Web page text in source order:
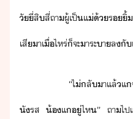
ั​ี่สิ​สี่​ถา​ผู้​เป็​แ่​้​ร
เสีา​เื่ไหร่​็​จะ​าระ​า​ล​ั
​“​ไ่​ลัา​แล้​แ
ั​รส​ ​้​แ​ู่​ไห​”​ ​ถา​ไ